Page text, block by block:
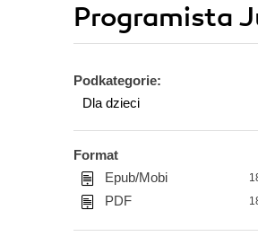
Programista
Podkategorie:
Dla dzieci
Format
Epub/Mobi
PDF